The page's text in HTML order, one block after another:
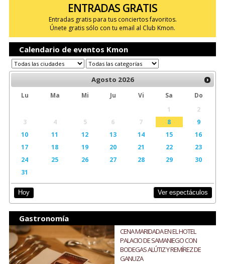
ENTRADAS GRATIS
Entradas gratis para tus conciertos favoritos.
Únete gratis sólo con tu email al Club Kmon.
Calendario de eventos Kmon
Agosto 2026
Lu Ma Mi Ju Vi Sa
Do
1
2
3
4 5 6 7 8
9
10
11 12 13 14 15
16
17
18 19 20 21 22
23
24
25 26 27 28 29
30
31
Hoy Ver espectáculos
Gastronomía
CENA MARIDADA EN EL HOTEL
PALACIO DE SAMANIEGO CON
BODEGAS ALÚTIZ Y REMÍREZ DE
GANUZA